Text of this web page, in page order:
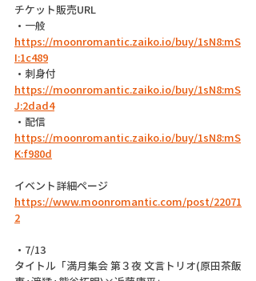
チケット販売URL
・一般
https://moonromantic.zaiko.io/buy/1sN8:mS
I:1c489
・刺身付
https://moonromantic.zaiko.io/buy/1sN8:mS
J:2dad4
・配信
https://moonromantic.zaiko.io/buy/1sN8:mS
K:f980d
イベント詳細ページ
https://www.moonromantic.com/post/22071
2
・7/13
タイトル「満月集会 第３夜 文言トリオ(原田茶飯